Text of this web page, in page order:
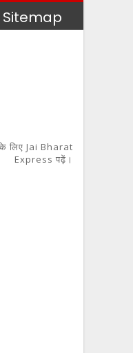
Sitemap
के लिए Jai Bharat
Express पढ़ें।